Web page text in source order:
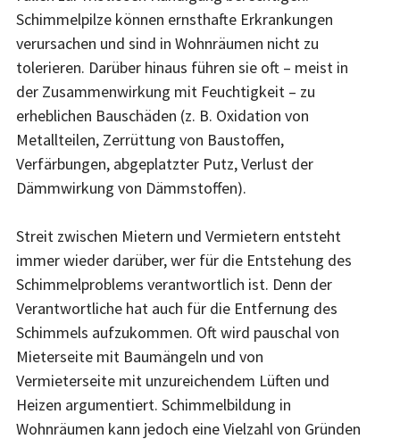
Schimmelpilze können ernsthafte Erkrankungen
verursachen und sind in Wohnräumen nicht zu
tolerieren. Darüber hinaus führen sie oft – meist in
der Zusammenwirkung mit Feuchtigkeit – zu
erheblichen Bauschäden (z. B. Oxidation von
Metallteilen, Zerrüttung von Baustoffen,
Verfärbungen, abgeplatzter Putz, Verlust der
Dämmwirkung von Dämmstoffen).
Streit zwischen Mietern und Vermietern entsteht
immer wieder darüber, wer für die Entstehung des
Schimmelproblems verantwortlich ist. Denn der
Verantwortliche hat auch für die Entfernung des
Schimmels aufzukommen. Oft wird pauschal von
Mieterseite mit Baumängeln und von
Vermieterseite mit unzureichendem Lüften und
Heizen argumentiert. Schimmelbildung in
Wohnräumen kann jedoch eine Vielzahl von Gründen